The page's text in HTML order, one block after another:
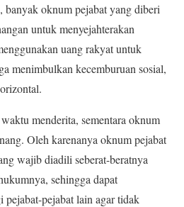
banyak oknum pejabat yang diberi
untuk menyejahterakan
uang rakyat untuk
menimbulkan kecemburuan sosial,
menderita, sementara oknum
Oleh karenanya oknum pejabat
wajib diadili seberat-beratnya
sehingga dapat
pejabat-pejabat lain agar tidak